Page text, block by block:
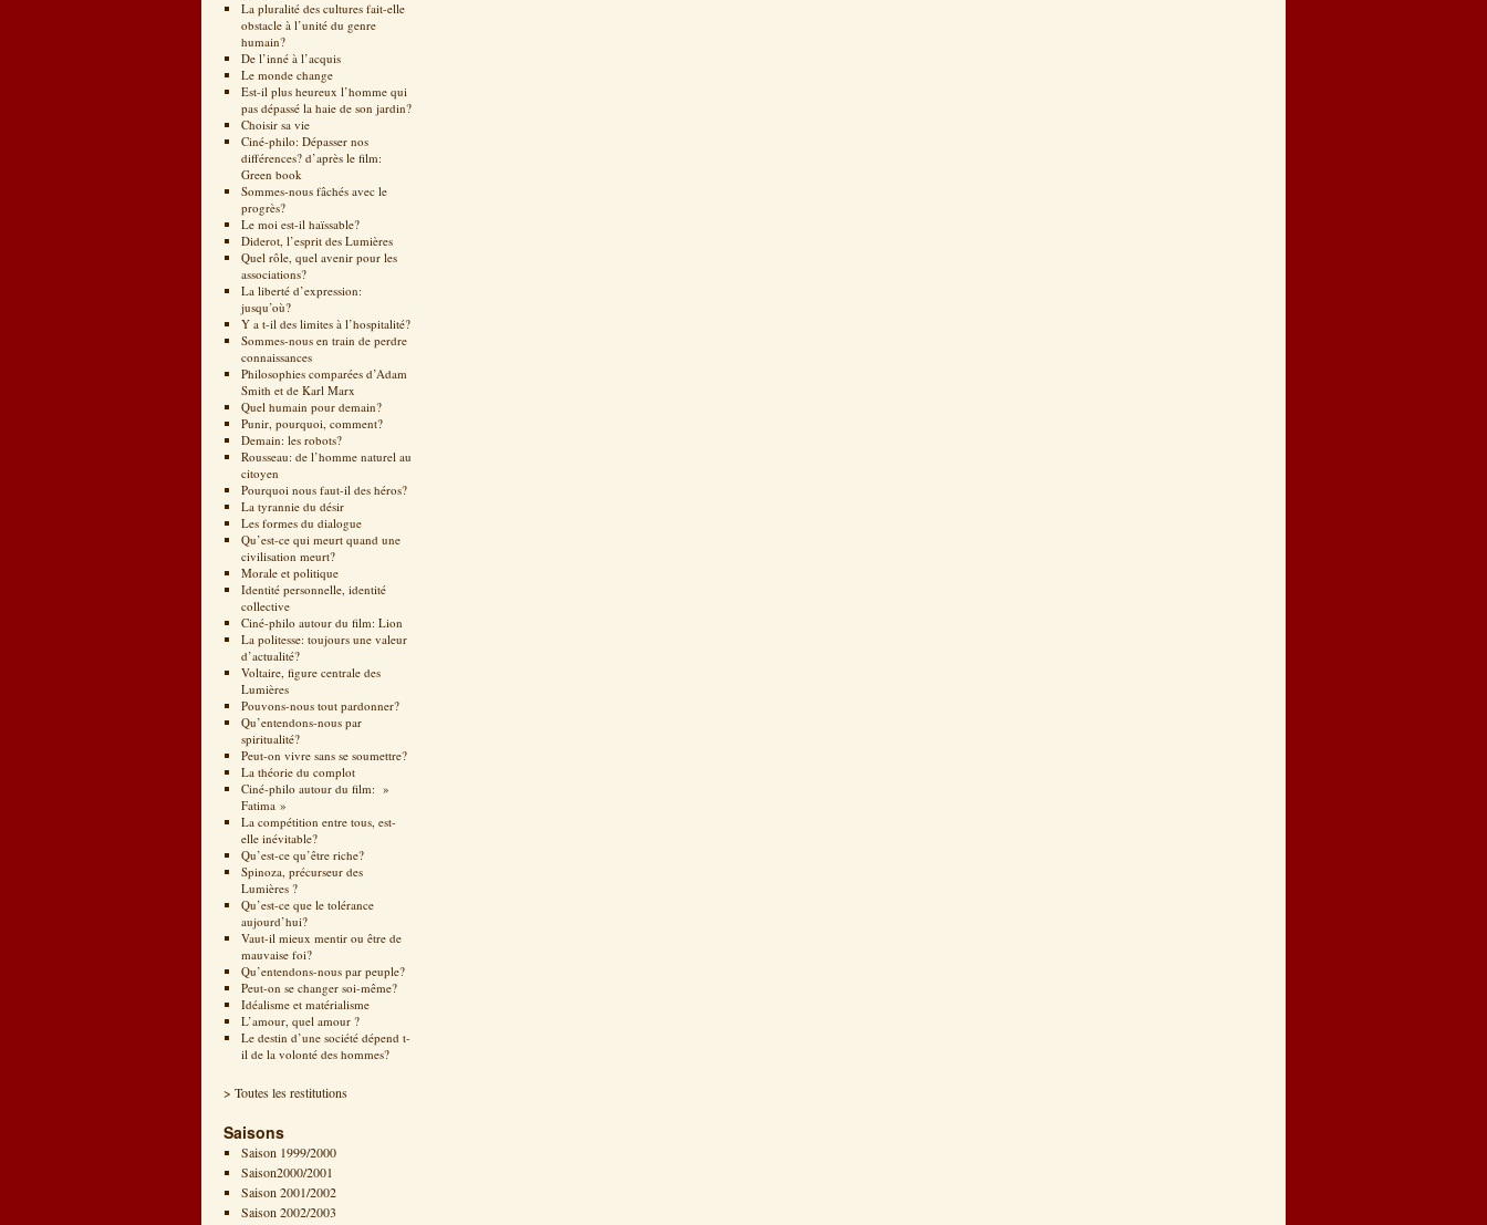
La pluralité des cultures fait-elle
obstacle à l’unité du genre
humain?
De l’inné à l’acquis
Le monde change
Est-il plus heureux l’homme qui
pas dépassé la haie de son jardin?
Choisir sa vie
Ciné-philo: Dépasser nos
différences? d’après le film:
Green book
Sommes-nous fâchés avec le
progrès?
Le moi est-il haïssable?
Diderot, l’esprit des Lumières
Quel rôle, quel avenir pour les
associations?
La liberté d’expression:
jusqu’où?
Y a t-il des limites à l’hospitalité?
Sommes-nous en train de perdre
connaissances
Philosophies comparées d’Adam
Smith et de Karl Marx
Quel humain pour demain?
Punir, pourquoi, comment?
Demain: les robots?
Rousseau: de l’homme naturel au
citoyen
Pourquoi nous faut-il des héros?
La tyrannie du désir
Les formes du dialogue
Qu’est-ce qui meurt quand une
civilisation meurt?
Morale et politique
Identité personnelle, identité
collective
Ciné-philo autour du film: Lion
La politesse: toujours une valeur
d’actualité?
Voltaire, figure centrale des
Lumières
Pouvons-nous tout pardonner?
Qu’entendons-nous par
spiritualité?
Peut-on vivre sans se soumettre?
La théorie du complot
Ciné-philo autour du film: »
Fatima »
La compétition entre tous, est-
elle inévitable?
Qu’est-ce qu’être riche?
Spinoza, précurseur des
Lumières ?
Qu’est-ce que le tolérance
aujourd’hui?
Vaut-il mieux mentir ou être de
mauvaise foi?
Qu’entendons-nous par peuple?
Peut-on se changer soi-même?
Idéalisme et matérialisme
L’amour, quel amour ?
Le destin d’une société dépend t-
il de la volonté des hommes?
> Toutes les restitutions
Saisons
Saison 1999/2000
Saison2000/2001
Saison 2001/2002
Saison 2002/2003